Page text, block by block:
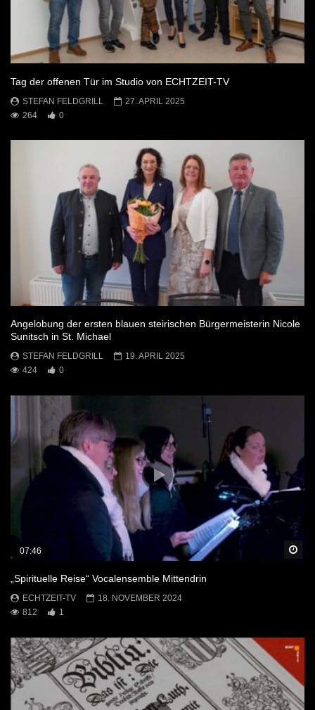
Tag der offenen Tür im Studio von ECHTZEIT-TV
STEFAN FELDGRILL
27. APRIL 2025
264
0
Angelobung der ersten blauen steirischen Bürgermeisterin Nicole
Sunitsch in St. Michael
STEFAN FELDGRILL
19. APRIL 2025
424
0
07:46
„Spirituelle Reise“ Vocalensemble Mittendrin
ECHTZEIT-TV
18. NOVEMBER 2024
812
1